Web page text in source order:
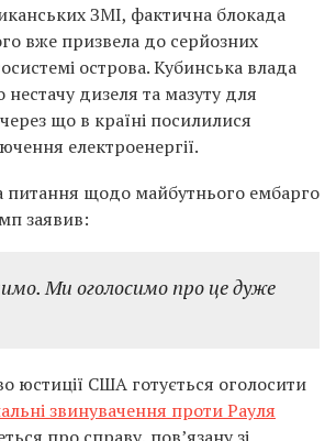
ЗМІ, фактична блокада
вже призвела до серйозних
острова. Кубинська влада
дизеля та мазуту для
що в країні посилилися
електроенергії.
питання щодо майбутнього ембарго
заявив:
Ми оголосимо про це дуже
юстиції США готується оголосити
звинувачення проти Рауля